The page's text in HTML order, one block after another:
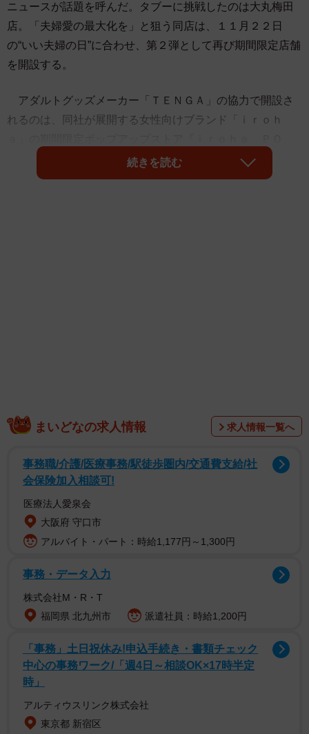
ニュースが話題を呼んだ。タブーに挑戦したのは大丸梅田
店。「夫婦愛の最大化を」と狙う同店は、１１月２２日
の“いい夫婦の日”に合わせ、第２弾として再び期間限定店舗
を開設する。
アダルトグッズメーカー「ＴＥＮＧＡ」の協力で開設さ
れるのは、同社が展開する女性向けブランド「ｉｒｏｈ
Ｐ ＵＰ ＳＴＯＲＥ』。８月の第１弾は、１３日間で約
１５００人の来場者を記録した。
続きを読む
まいどなの求人情報 求人情報一覧へ
事務職/介護/医療事務/駅徒歩圏内/交通費支給/社
会保険加入相談可!
医療法人愛泉会
大阪府 守口市
アルバイト・パート：時給1,177円～1,300円
事務・データ入力
株式会社M・R・T
福岡県 北九州市
派遣社員：時給1,200円
「事務」土日祝休み!申込手続き・書類チェック
中心の事務ワーク/「週4日～相談OK×17時半定
時」
アルティウスリンク株式会社
東京都 新宿区